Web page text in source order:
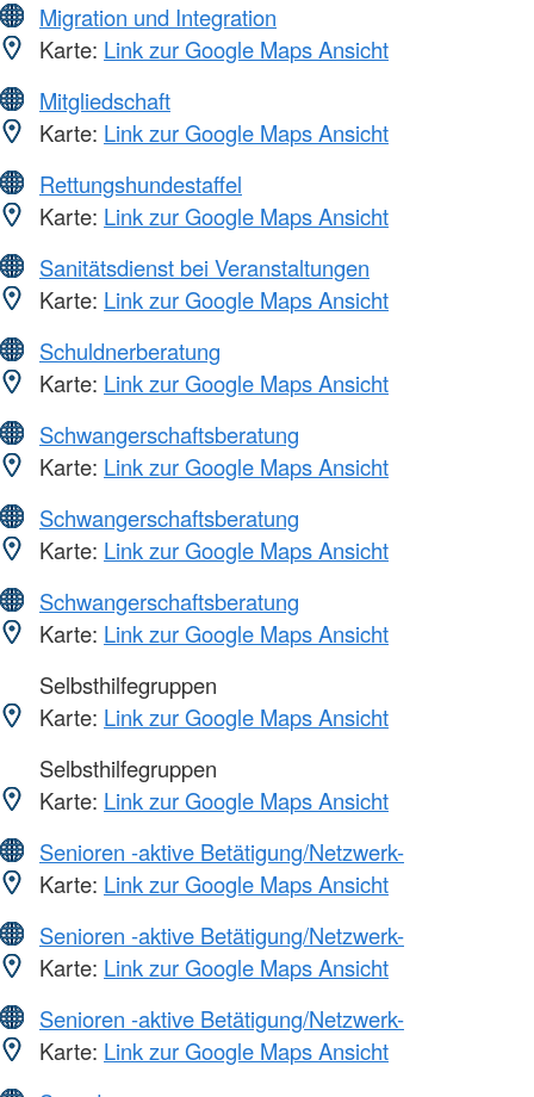
Migration und Integration
Karte: Link zur Google Maps Ansicht
Mitgliedschaft
Karte: Link zur Google Maps Ansicht
Rettungshundestaffel
Karte: Link zur Google Maps Ansicht
Sanitätsdienst bei Veranstaltungen
Karte: Link zur Google Maps Ansicht
Schuldnerberatung
Karte: Link zur Google Maps Ansicht
Schwangerschaftsberatung
Karte: Link zur Google Maps Ansicht
Schwangerschaftsberatung
Karte: Link zur Google Maps Ansicht
Schwangerschaftsberatung
Karte: Link zur Google Maps Ansicht
Selbsthilfegruppen
Karte: Link zur Google Maps Ansicht
Selbsthilfegruppen
Karte: Link zur Google Maps Ansicht
Senioren -aktive Betätigung/Netzwerk-
Karte: Link zur Google Maps Ansicht
Senioren -aktive Betätigung/Netzwerk-
Karte: Link zur Google Maps Ansicht
Senioren -aktive Betätigung/Netzwerk-
Karte: Link zur Google Maps Ansicht